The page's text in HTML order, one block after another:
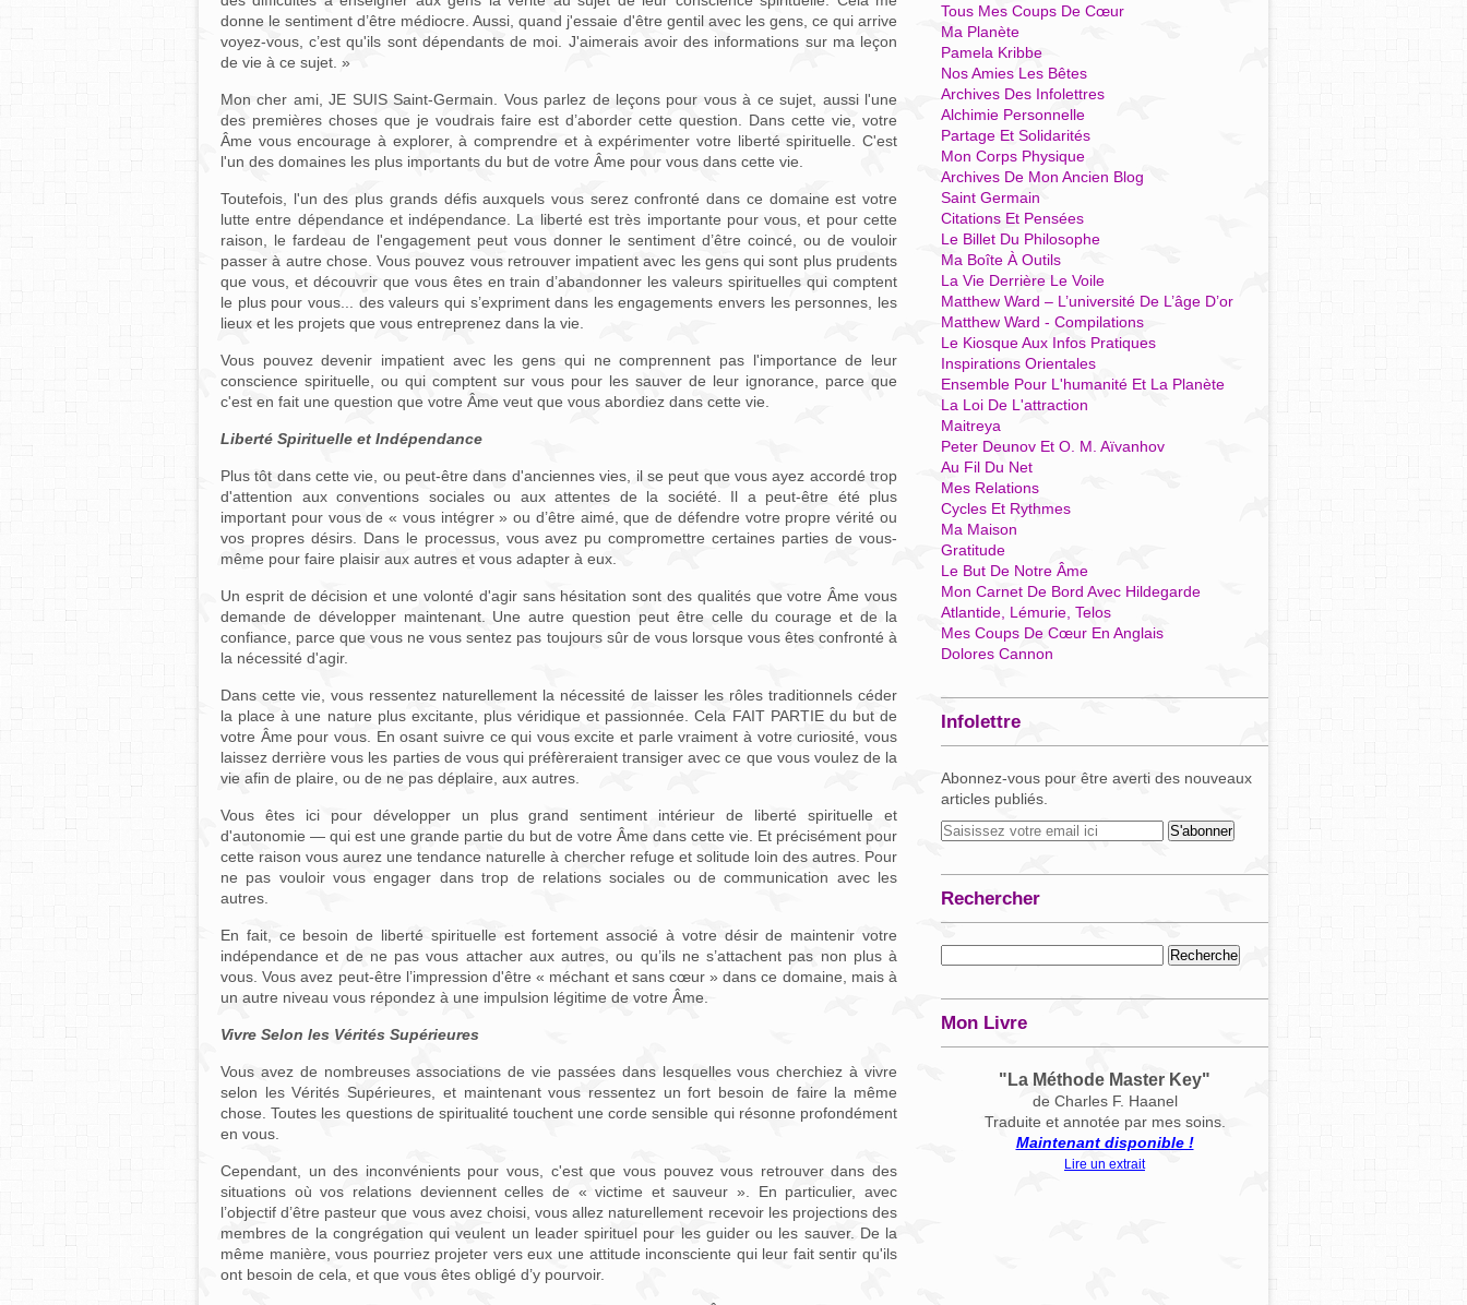
donne le sentiment d’être médiocre. Aussi, quand j'essaie d'être gentil avec les gens, ce qui arrive
voyez-vous, c’est qu'ils sont dépendants de moi. J'aimerais avoir des informations sur ma leçon
de vie à ce sujet. »
Mon cher ami, JE SUIS Saint-Germain. Vous parlez de leçons pour vous à ce sujet, aussi l'une
des premières choses que je voudrais faire est d’aborder cette question. Dans cette vie, votre
Âme vous encourage à explorer, à comprendre et à expérimenter votre liberté spirituelle. C'est
l'un des domaines les plus importants du but de votre Âme pour vous dans cette vie.
Toutefois, l'un des plus grands défis auxquels vous serez confronté dans ce domaine est votre
lutte entre dépendance et indépendance. La liberté est très importante pour vous, et pour cette
raison, le fardeau de l'engagement peut vous donner le sentiment d’être coincé, ou de vouloir
passer à autre chose. Vous pouvez vous retrouver impatient avec les gens qui sont plus prudents
que vous, et découvrir que vous êtes en train d’abandonner les valeurs spirituelles qui comptent
le plus pour vous... des valeurs qui s’expriment dans les engagements envers les personnes, les
lieux et les projets que vous entreprenez dans la vie.
Vous pouvez devenir impatient avec les gens qui ne comprennent pas l'importance de leur
conscience spirituelle, ou qui comptent sur vous pour les sauver de leur ignorance, parce que
c'est en fait une question que votre Âme veut que vous abordiez dans cette vie.
Liberté Spirituelle et Indépendance
Plus tôt dans cette vie, ou peut-être dans d'anciennes vies, il se peut que vous ayez accordé trop
d'attention aux conventions sociales ou aux attentes de la société. Il a peut-être été plus
important pour vous de « vous intégrer » ou d’être aimé, que de défendre votre propre vérité ou
vos propres désirs. Dans le processus, vous avez pu compromettre certaines parties de vous-
même pour faire plaisir aux autres et vous adapter à eux.
Un esprit de décision et une volonté d'agir sans hésitation sont des qualités que votre Âme vous
demande de développer maintenant. Une autre question peut être celle du courage et de la
confiance, parce que vous ne vous sentez pas toujours sûr de vous lorsque vous êtes confronté à
la nécessité d'agir.
Dans cette vie, vous ressentez naturellement la nécessité de laisser les rôles traditionnels céder
la place à une nature plus excitante, plus véridique et passionnée. Cela FAIT PARTIE du but de
votre Âme pour vous. En osant suivre ce qui vous excite et parle vraiment à votre curiosité, vous
laissez derrière vous les parties de vous qui préfèreraient transiger avec ce que vous voulez de la
vie afin de plaire, ou de ne pas déplaire, aux autres.
Vous êtes ici pour développer un plus grand sentiment intérieur de liberté spirituelle et
d'autonomie — qui est une grande partie du but de votre Âme dans cette vie. Et précisément pour
cette raison vous aurez une tendance naturelle à chercher refuge et solitude loin des autres. Pour
ne pas vouloir vous engager dans trop de relations sociales ou de communication avec les
autres.
En fait, ce besoin de liberté spirituelle est fortement associé à votre désir de maintenir votre
indépendance et de ne pas vous attacher aux autres, ou qu’ils ne s’attachent pas non plus à
vous. Vous avez peut-être l’impression d'être « méchant et sans cœur » dans ce domaine, mais à
un autre niveau vous répondez à une impulsion légitime de votre Âme.
Vivre Selon les Vérités Supérieures
Vous avez de nombreuses associations de vie passées dans lesquelles vous cherchiez à vivre
selon les Vérités Supérieures, et maintenant vous ressentez un fort besoin de faire la même
chose. Toutes les questions de spiritualité touchent une corde sensible qui résonne profondément
en vous.
Cependant, un des inconvénients pour vous, c'est que vous pouvez vous retrouver dans des
situations où vos relations deviennent celles de « victime et sauveur ». En particulier, avec
l’objectif d’être pasteur que vous avez choisi, vous allez naturellement recevoir les projections des
membres de la congrégation qui veulent un leader spirituel pour les guider ou les sauver. De la
même manière, vous pourriez projeter vers eux une attitude inconsciente qui leur fait sentir qu'ils
ont besoin de cela, et que vous êtes obligé d’y pourvoir.
Tous Mes Coups De Cœur
Ma Planète
Pamela Kribbe
Nos Amies Les Bêtes
Archives Des Infolettres
Alchimie Personnelle
Partage Et Solidarités
Mon Corps Physique
Archives De Mon Ancien Blog
Saint Germain
Citations Et Pensées
Le Billet Du Philosophe
Ma Boîte À Outils
La Vie Derrière Le Voile
Matthew Ward – L’université De L’âge D’or
Matthew Ward - Compilations
Le Kiosque Aux Infos Pratiques
Inspirations Orientales
Ensemble Pour L'humanité Et La Planète
La Loi De L'attraction
Maitreya
Peter Deunov Et O. M. Aïvanhov
Au Fil Du Net
Mes Relations
Cycles Et Rythmes
Ma Maison
Gratitude
Le But De Notre Âme
Mon Carnet De Bord Avec Hildegarde
Atlantide, Lémurie, Telos
Mes Coups De Cœur En Anglais
Dolores Cannon
Infolettre
Abonnez-vous pour être averti des nouveaux
articles publiés.
Rechercher
Mon Livre
"La Méthode Master Key"
de Charles F. Haanel
Traduite et annotée par mes soins.
Maintenant disponible !
Lire un extrait